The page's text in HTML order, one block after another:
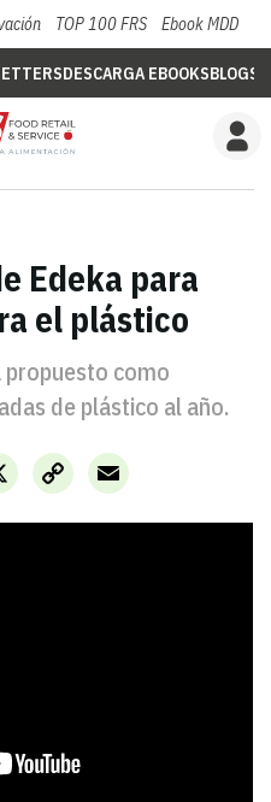
TOP 100 FRS Ebook MDD
DESCARGA EBOOKSBLOGS
Edeka para
el plástico
propuesto como
de plástico al año.
X
Copy
Link
Email